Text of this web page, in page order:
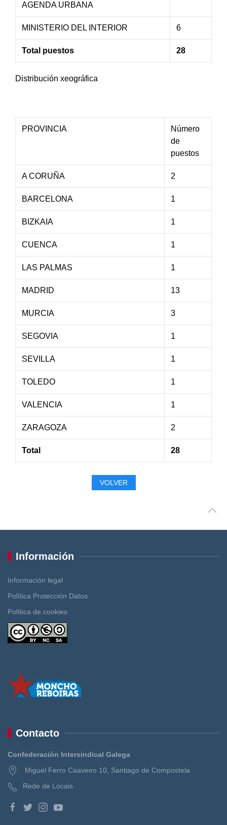
AGENDA URBANA
MINISTERIO DEL INTERIOR 6
Total puestos 28
Distribución xeográfica
PROVINCIA
Número
de
puestos
A CORUÑA 2
BARCELONA 1
BIZKAIA 1
CUENCA 1
LAS PALMAS 1
MADRID 13
MURCIA 3
SEGOVIA 1
SEVILLA 1
TOLEDO 1
VALENCIA 1
ZARAGOZA 2
Total 28
VOLVER
Información
Información legal
Política Protección Datos
Política de cookies
Contacto
Confederación Intersindical Galega
Miguel Ferro Caaveiro 10, Santiago de Compostela
Rede de Locais